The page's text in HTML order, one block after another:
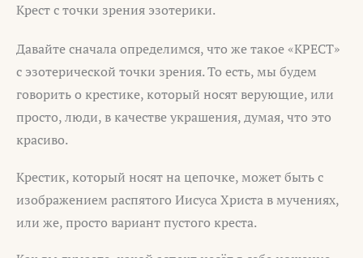
Крест с точки зрения эзотерики.
Давайте сначала определимся, что же такое «КРЕСТ»
с эзотерической точки зрения. То есть, мы будем
говорить о крестике, который носят верующие, или
просто, люди, в качестве украшения, думая, что это
красиво.
Крестик, который носят на цепочке, может быть с
изображением распятого Иисуса Христа в мучениях,
или же, просто вариант пустого креста.